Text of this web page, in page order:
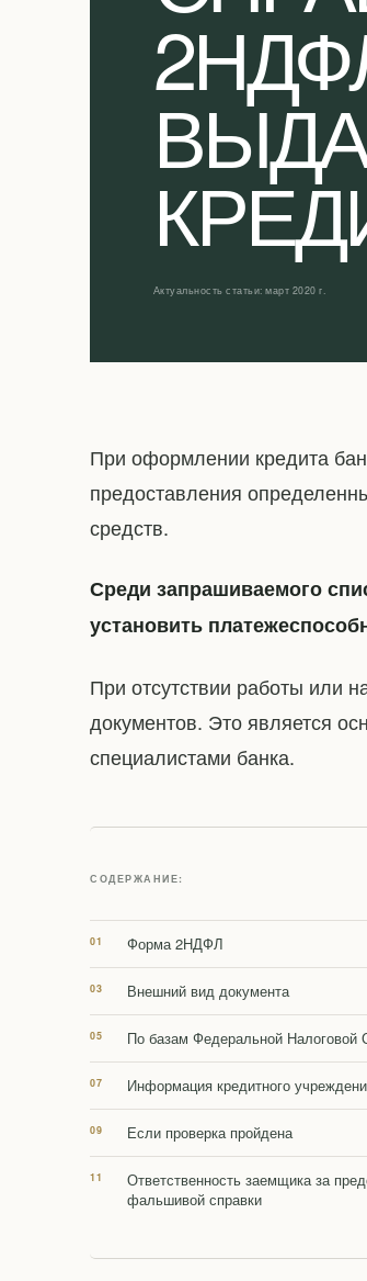
Актуальность статьи: март 2020 г.
При оформлении кредита
предоставления
средств.
Среди запрашиваемого
установить
При отсутствии работы или
документов. Это является
специалистами банка.
СОДЕРЖАНИЕ:
Форма 2НДФЛ
Внешний вид документа
По базам Федеральной Налоговой
Информация кредитного
Если проверка пройдена
Ответственность заемщика за
фальшивой справки